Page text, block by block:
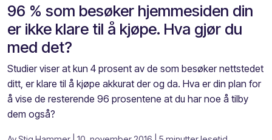
96 % som besøker hjemmesiden din
er ikke klare til å kjøpe. Hva gjør du
med det?
Studier viser at kun 4 prosent av de som besøker nettstedet
ditt, er klare til å kjøpe akkurat der og da. Hva er din plan for
å vise de resterende 96 prosentene at du har noe å tilby
dem også?